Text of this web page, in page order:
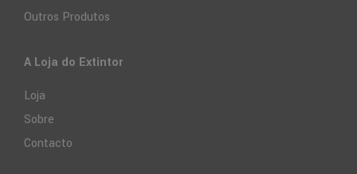
Outros Produtos
A Loja do Extintor
Loja
Sobre
Contacto